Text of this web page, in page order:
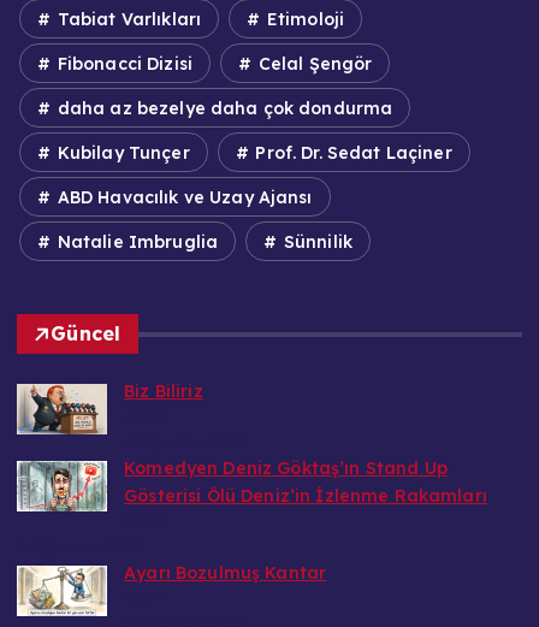
Tabiat Varlıkları Etimoloji
Fibonacci Dizisi Celal Şengör
daha az bezelye daha çok dondurma
Kubilay Tunçer Prof. Dr. Sedat Laçiner
ABD Havacılık ve Uzay Ajansı
Natalie Imbruglia Sünnilik
Güncel
Biz Biliriz
Komedyen Deniz Göktaş’ın Stand Up
Gösterisi Ölü Deniz’in İzlenme Rakamları
Ayarı Bozulmuş Kantar